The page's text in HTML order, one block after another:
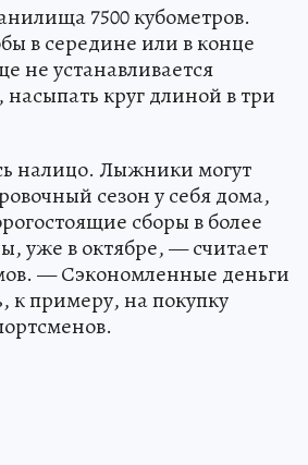
7500 кубометров.
в середине или в конце
не устанавливается
круг длиной в три
налицо. Лыжники могут
сезон у себя дома,
сборы в более
уже в октябре, — считает
— Сэкономленные деньги
к примеру, на покупку